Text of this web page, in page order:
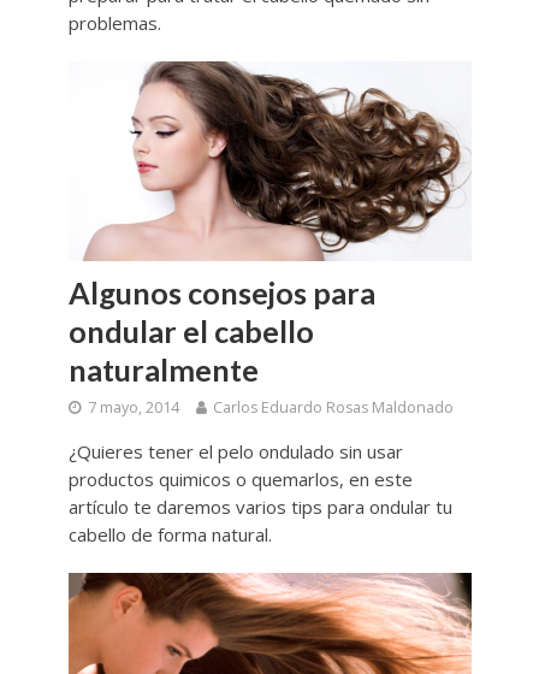
problemas.
Algunos consejos para
ondular el cabello
naturalmente
7 mayo, 2014 Carlos Eduardo Rosas Maldonado
¿Quieres tener el pelo ondulado sin usar
productos quimicos o quemarlos, en este
artículo te daremos varios tips para ondular tu
cabello de forma natural.